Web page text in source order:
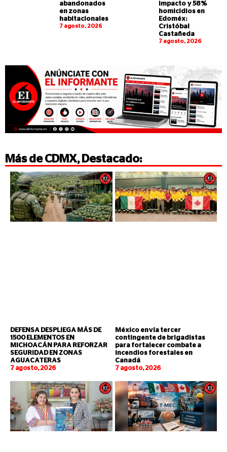
abandonados
en zonas
habitacionales
7 agosto, 2026
impacto y 58%
homicidios en
Edoméx:
Cristóbal
Castañeda
7 agosto, 2026
Más deCDMX, Destacado:
DEFENSA DESPLIEGA MÁS DE
1500 ELEMENTOS EN
MICHOACÁN PARA REFORZAR
SEGURIDAD EN ZONAS
AGUACATERAS
7 agosto, 2026
México envía tercer
contingente de brigadistas
para fortalecer combate a
incendios forestales en
Canadá
7 agosto, 2026